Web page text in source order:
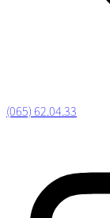
(065) 62.04.33